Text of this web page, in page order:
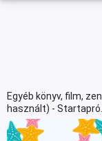
Egyéb könyv, film,
használt) -